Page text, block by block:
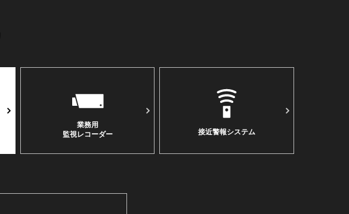
業務⽤
監視レコーダー
接近警報システム